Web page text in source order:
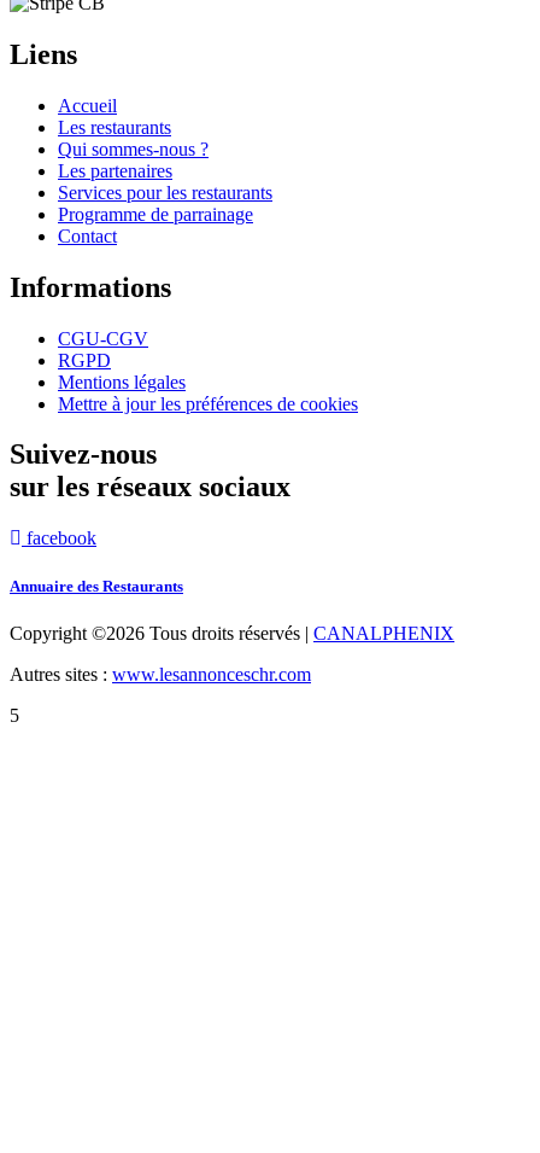
Liens
Accueil
Les restaurants
Qui sommes-nous ?
Les partenaires
Services pour les restaurants
Programme de parrainage
Contact
Informations
CGU-CGV
RGPD
Mentions légales
Mettre à jour les préférences de cookies
Suivez-nous
sur les réseaux sociaux
facebook
Annuaire des Restaurants
Copyright ©2026 Tous droits réservés | CANALPHENIX
Autres sites : www.lesannonceschr.com
5